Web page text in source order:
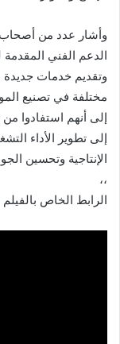
وأشار عدد من
الدعم الفني
وتقديم خدمات
مختلفة في تصنيع
إلى أنهم استفادوا من
إلى تطوير الأداء
الإنتاجية وتحسين
،،
الرابط الخاص